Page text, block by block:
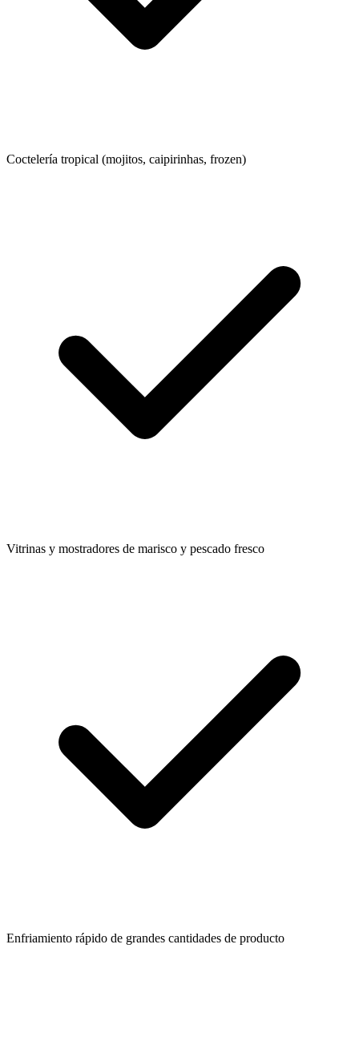
Coctelería tropical (mojitos, caipirinhas, frozen)
Vitrinas y mostradores de marisco y pescado fresco
Enfriamiento rápido de grandes cantidades de producto